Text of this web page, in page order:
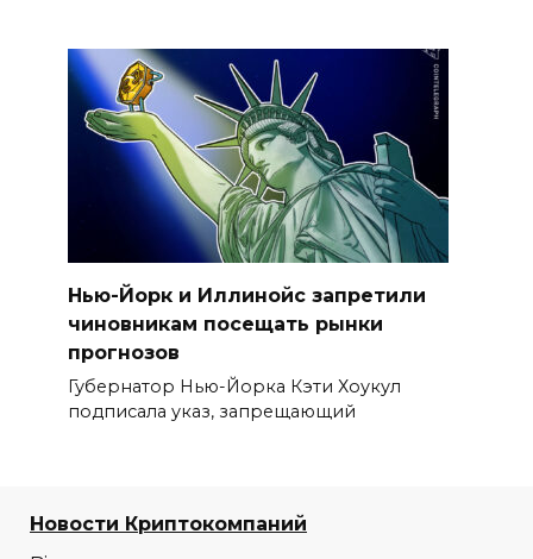
Нью-Йорк и Иллинойс запретили
чиновникам посещать рынки
прогнозов
Губернатор Нью-Йорка Кэти Хоукул
подписала указ, запрещающий
Новости Криптокомпаний